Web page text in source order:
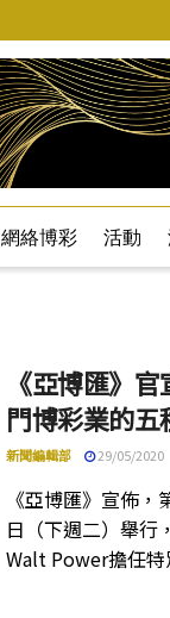
網絡博彩 活動
《亞博匯》
門博彩業的
新聞編輯部 29/05/2020
《亞博匯》宣佈
日（下週二）舉
Walt Power擔任特